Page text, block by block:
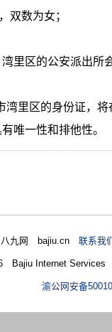
双数为女；
里区的公安派出所
里区的身份证，
唯一性和排他性。
八九网 bajiu.cn联系我
Bajiu Internet
渝公网安备